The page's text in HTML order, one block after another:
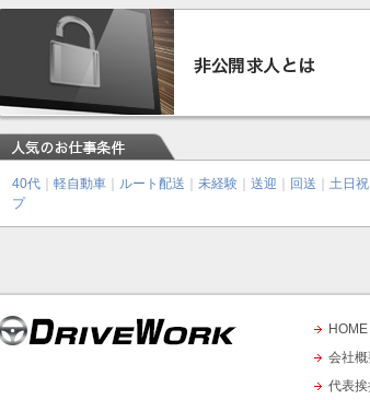
40代 軽自動車 ルート配送 未経験 送迎 回送 土日祝
プ
HOME
会社
代表